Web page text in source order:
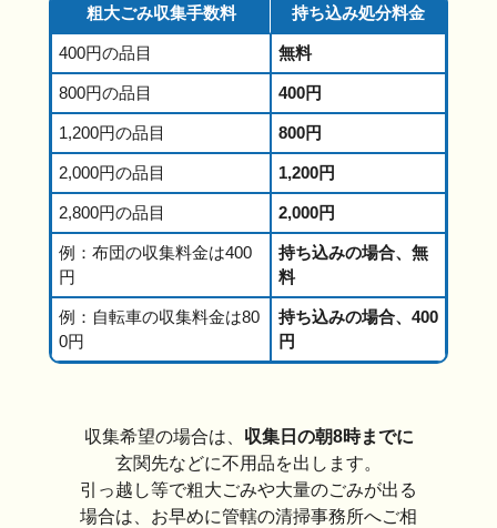
粗大ごみ収集手数料 持ち込み処分料金
400円の品目 無料
800円の品目 400円
1,200円の品目 800円
2,000円の品目 1,200円
2,800円の品目 2,000円
例：布団の収集料金は400
円
持ち込みの場合、無
料
例：自転車の収集料金は80
0円
持ち込みの場合、400
円
収集希望の場合は、 収集日の朝8時までに
玄関先などに不用品を出します。
引っ越し等で粗大ごみや大量のごみが出る
場合は、お早めに管轄の清掃事務所へご相